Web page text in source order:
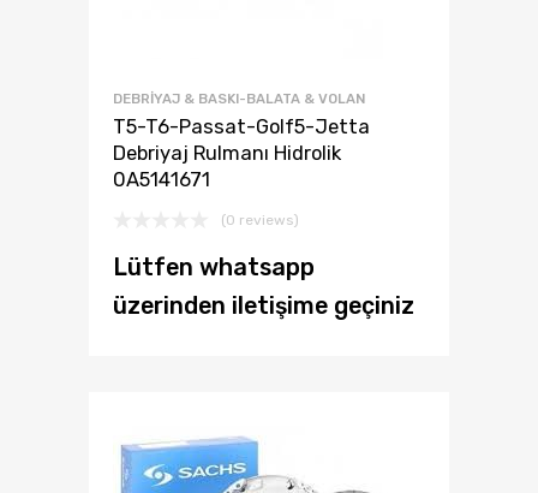
DEBRİYAJ & BASKI-BALATA & VOLAN
T5-T6-Passat-Golf5-Jetta
Debriyaj Rulmanı Hidrolik
0A5141671
(0 reviews)
Lütfen whatsapp
üzerinden iletişime geçiniz